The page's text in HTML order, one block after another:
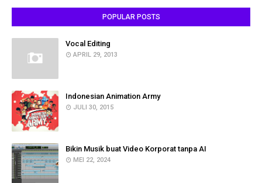
POPULAR POSTS
Vocal Editing
APRIL 29, 2013
Indonesian Animation Army
JULI 30, 2015
Bikin Musik buat Video Korporat tanpa AI
MEI 22, 2024